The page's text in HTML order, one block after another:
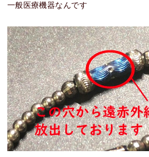
一般医療機器なんです